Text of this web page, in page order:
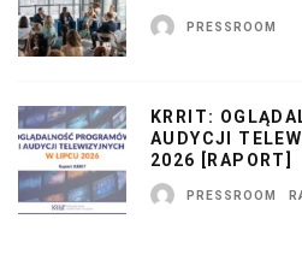
PRESSROOM
KRRIT:
AUDYCJI
2026 [RAPORT]
PRESSROOM